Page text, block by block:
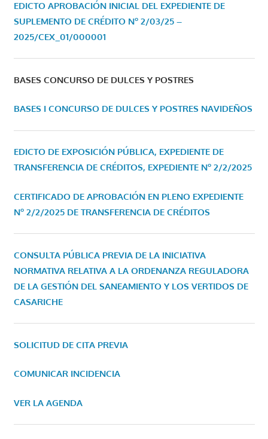
EDICTO APROBACIÓN INICIAL DEL EXPEDIENTE DE
SUPLEMENTO DE CRÉDITO Nº 2/03/25 –
2025/CEX_01/000001
BASES CONCURSO DE DULCES Y POSTRES
BASES I CONCURSO DE DULCES Y POSTRES NAVIDEÑOS
EDICTO DE EXPOSICIÓN PÚBLICA, EXPEDIENTE DE
TRANSFERENCIA DE CRÉDITOS, EXPEDIENTE Nº 2/2/2025
CERTIFICADO DE APROBACIÓN EN PLENO EXPEDIENTE
Nº 2/2/2025 DE TRANSFERENCIA DE CRÉDITOS
CONSULTA PÚBLICA PREVIA DE LA INICIATIVA
NORMATIVA RELATIVA A LA ORDENANZA REGULADORA
DE LA GESTIÓN DEL SANEAMIENTO Y LOS VERTIDOS DE
CASARICHE
SOLICITUD DE CITA PREVIA
COMUNICAR INCIDENCIA
VER LA AGENDA